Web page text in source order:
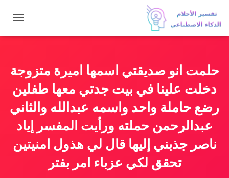
ب
ا
ت
ق
ل
حلمت انو صديقتي اسمها اميرة متزوجة
دخلت علينا في بيت جدتي معها طفلين
رضع حاملة واحد واسمه عبدالله والثاني
عبدالرحمن حملته ورأيت المفسر إياد
ناصر جذبني إليها قال لي هذول امنيتين
تحقق لكي عزباء امر بفتر